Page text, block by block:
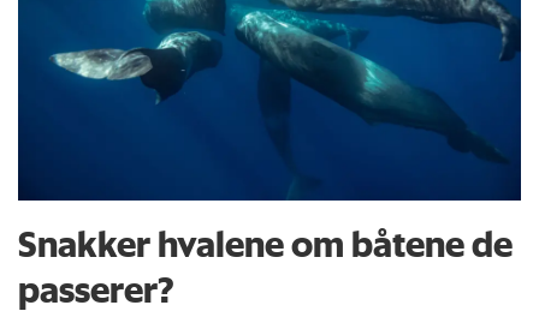
Snakker hvalene om båtene de
passerer?